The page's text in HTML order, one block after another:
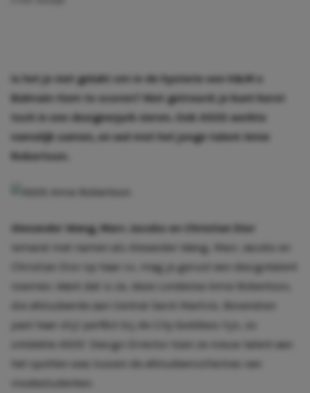
Is het je niet gelukt om in de hysterie een H&M x
Balmain
-item te scoren? Niet getreurd: je kunt kerst
toch in een designerjurk vieren. Ook
ASOS
werkte
namelijk samen, en wel met het jonge talent Amie
Robertson.
Alexander Wang, Marc Jacobs en Christian Dior
Iemand met namen als Alexander Wang, Marc Jacobs en
Christian Dior op haar cv, mag je gerust een designtalent
noemen. Want dat is ze, deze Londense Amie Robertson,
die afstudeerde aan Central Saint Martins. Bovendien
past haar stijl perféct bij de
City Goddess
ontdekte ASOS’ Design Director toen ze nieuw talent aan
het spotten was tussen de afstudeercollecties van
modestudenten.